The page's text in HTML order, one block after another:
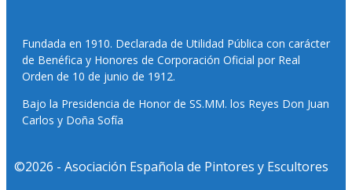
Fundada en 1910. Declarada de Utilidad Pública con carácter
de Benéfica y Honores de Corporación Oficial por Real
Orden de 10 de junio de 1912.
Bajo la Presidencia de Honor de SS.MM. los Reyes Don Juan
Carlos y Doña Sofía
©2026 - Asociación Española de Pintores y Escultores